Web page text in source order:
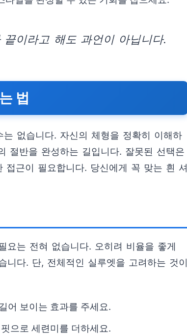
이라고 해도 과언이 아닙니다.
법
없습니다. 자신의 체형을 정확히 이해하
절반을 완성하는 길입니다. 잘못된 선택은
근이 필요합니다. 당신에게 꼭 맞는 흰 셔
요는 전혀 없습니다. 오히려 비율을 좋게
다. 단, 전체적인 실루엣을 고려하는 것이
어 보이는 효과를 주세요.
으로 세련미를 더하세요.